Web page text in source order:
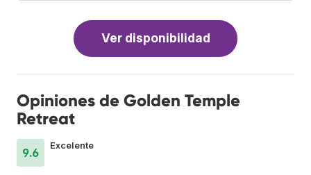
Ver disponibilidad
Opiniones de Golden Temple
Retreat
9.6
Excelente